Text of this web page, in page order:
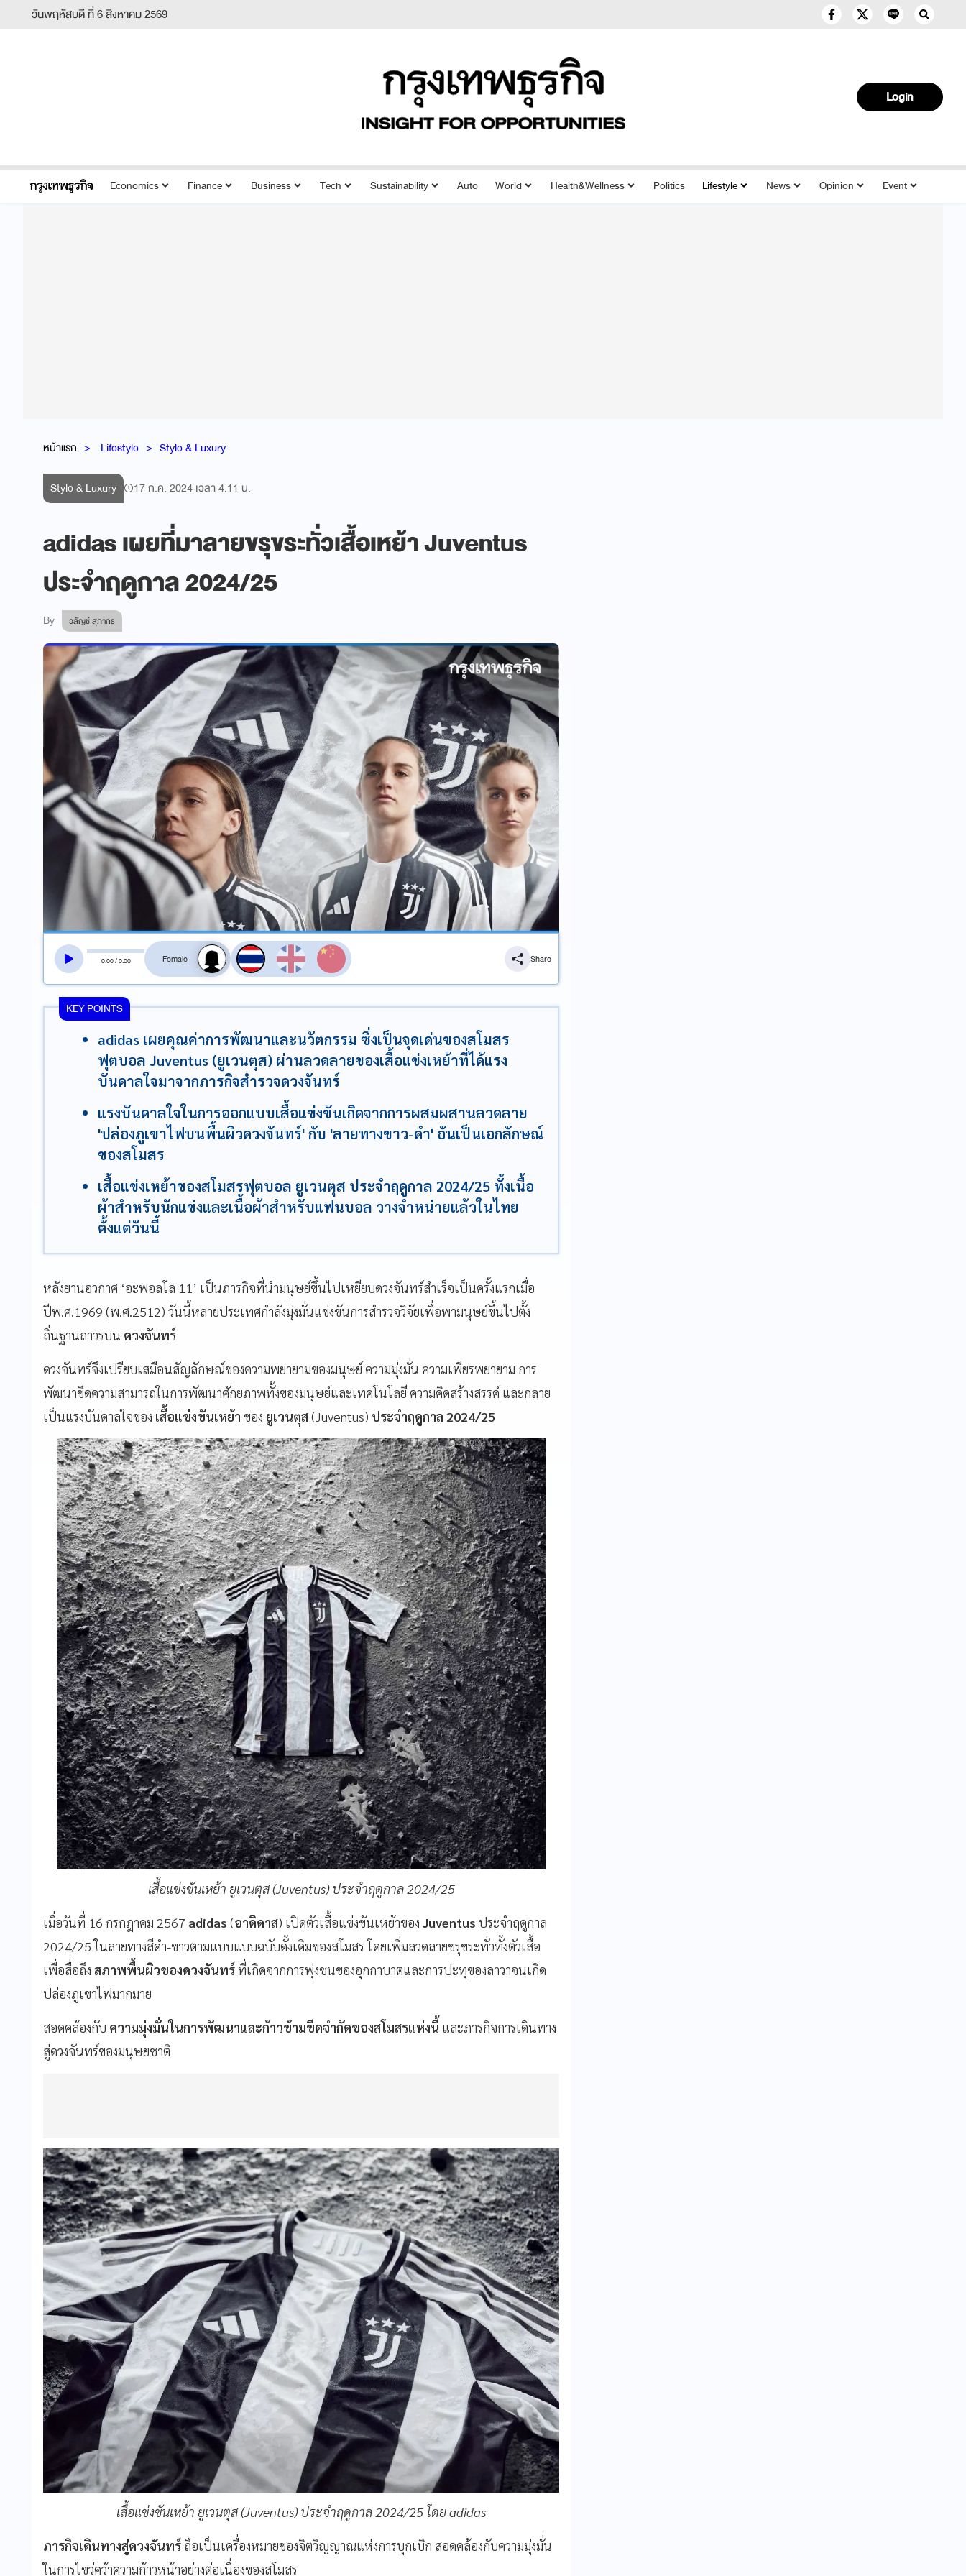
วันพฤหัสบดี ที่ 6 สิงหาคม 2569
Login
Economics Finance Business Tech Sustainability Auto World Health&Wellness Politics Lifestyle News Opinion Event
หน้าแรก Lifestyle Style & Luxury
Style & Luxury 17 ก.ค. 2024 เวลา 4:11 น.
adidas เผยที่มาลายขรุขระทั่วเสื้อเหย้า Juventus
ประจำฤดูกาล 2024/25
By วลัญช์ สุภากร
0:00/0:00
สลับเสียงอ่าน
Share
KEY POINTS
adidas เผยคุณค่าการพัฒนาและนวัตกรรม ซึ่งเป็นจุดเด่นของสโมสร
ฟุตบอล Juventus (ยูเวนตุส) ผ่านลวดลายของเสื้อแข่งเหย้าที่ได้แรง
บันดาลใจมาจากภารกิจสำรวจดวงจันทร์
แรงบันดาลใจในการออกแบบเสื้อแข่งขันเกิดจากการผสมผสานลวดลาย
'ปล่องภูเขาไฟบนพื้นผิวดวงจันทร์' กับ 'ลายทางขาว-ดำ' อันเป็นเอกลักษณ์
ของสโมสร
เสื้อแข่งเหย้าของสโมสรฟุตบอล ยูเวนตุส ประจำฤดูกาล 2024/25 ทั้งเนื้อ
ผ้าสำหรับนักแข่งและเนื้อผ้าสำหรับแฟนบอล วางจำหน่ายแล้วในไทย
ตั้งแต่วันนี้
หลังยานอวกาศ ‘อะพอลโล 11’ เป็นภารกิจที่นำมนุษย์ขึ้นไปเหยียบดวงจันทร์สำเร็จเป็นครั้งแรกเมื่อ
ปีพ.ศ.1969 (พ.ศ.2512) วันนี้หลายประเทศกำลังมุ่งมั่นแข่งขันการสำรวจวิจัยเพื่อพามนุษย์ขึ้นไปตั้ง
ถิ่นฐานถาวรบน ดวงจันทร์
ดวงจันทร์จึงเปรียบเสมือนสัญลักษณ์ของความพยายามของมนุษย์ ความมุ่งมั่น ความเพียรพยายาม การ
พัฒนาขีดความสามารถในการพัฒนาศักยภาพทั้งของมนุษย์และเทคโนโลยี ความคิดสร้างสรรค์ และกลาย
เป็นแรงบันดาลใจของ เสื้อแข่งขันเหย้า ของ ยูเวนตุส(Juventus) ประจำฤดูกาล 2024/25
เสื้อแข่งขันเหย้า ยูเวนตุส (Juventus) ประจำฤดูกาล 2024/25
เมื่อวันที่ 16 กรกฎาคม 2567 adidas (อาดิดาส) เปิดตัวเสื้อแข่งขันเหย้าของ Juventus ประจำฤดูกาล
2024/25 ในลายทางสีดำ-ขาวตามแบบแบบฉบับดั้งเดิมของสโมสร โดยเพิ่มลวดลายขรุขระทั่วทั้งตัวเสื้อ
เพื่อสื่อถึง สภาพพื้นผิวของดวงจันทร์ที่เกิดจากการพุ่งชนของอุกกาบาตและการปะทุของลาวาจนเกิด
ปล่องภูเขาไฟมากมาย
สอดคล้องกับ ความมุ่งมั่นในการพัฒนาและก้าวข้ามขีดจำกัดของสโมสรแห่งนี้ และภารกิจการเดินทาง
สู่ดวงจันทร์ของมนุษยชาติ
เสื้อแข่งขันเหย้า ยูเวนตุส (Juventus) ประจำฤดูกาล 2024/25 โดย adidas
ภารกิจเดินทางสู่ดวงจันทร์ ถือเป็นเครื่องหมายของจิตวิญญาณแห่งการบุกเบิก สอดคล้องกับความมุ่งมั่น
ในการไขว่คว้าความก้าวหน้าอย่างต่อเนื่องของสโมสร